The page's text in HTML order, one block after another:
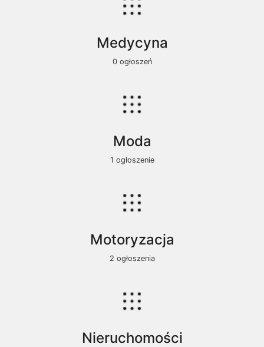
Medycyna
0 ogłoszeń
Moda
1 ogłoszenie
Motoryzacja
2 ogłoszenia
Nieruchomości